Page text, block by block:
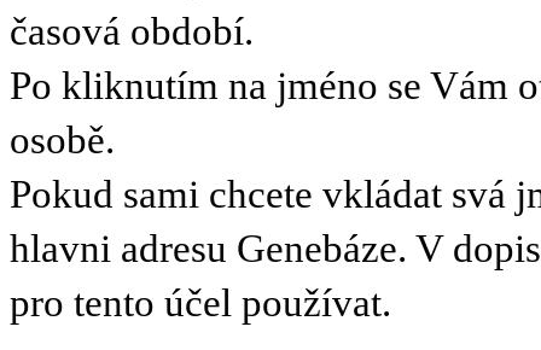
časová období.
Po kliknutím na jméno se Vám
osobě.
Pokud sami chcete vkládat svá
hlavni adresu Genebáze. V
pro tento účel používat.